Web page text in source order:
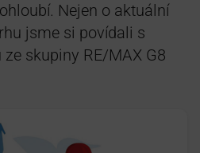
Nejen o aktuální
jsme si povídali s
skupiny RE/MAX G8